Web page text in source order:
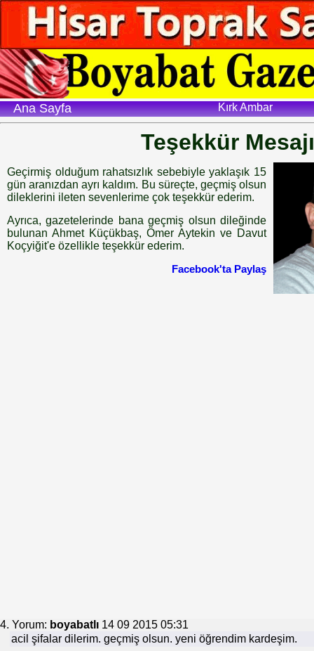
Kırk Ambar
Ana Sayfa
Teşekkür Mesajı
Geçirmiş olduğum rahatsızlık sebebiyle yaklaşık 15
gün aranızdan ayrı kaldım. Bu süreçte, geçmiş olsun
dileklerini ileten sevenlerime çok teşekkür ederim.
Ayrıca, gazetelerinde bana geçmiş olsun dileğinde
bulunan Ahmet Küçükbaş, Ömer Aytekin ve Davut
Koçyiğit'e özellikle teşekkür ederim.
Facebook'ta Paylaş
4. Yorum: boyabatlı 14 09 2015 05:31
acil şifalar dilerim. geçmiş olsun. yeni öğrendim kardeşim.